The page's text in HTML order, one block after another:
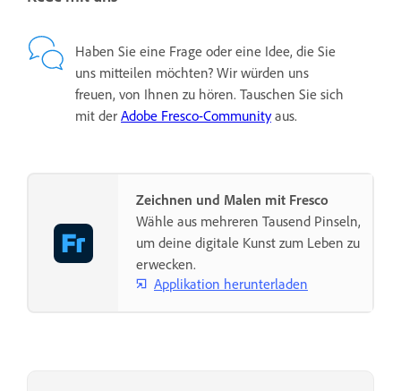
Haben Sie eine Frage oder eine Idee, die Sie
uns mitteilen möchten? Wir würden uns
freuen, von Ihnen zu hören. Tauschen Sie sich
mit der Adobe Fresco-Communityaus.
Zeichnen und Malen mit Fresco
Wähle aus mehreren Tausend Pinseln,
um deine digitale Kunst zum Leben zu
erwecken.
Applikation herunterladen